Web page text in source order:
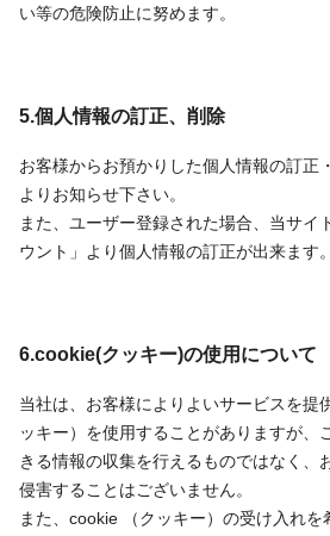
い等の危険防止に努めます。
5.個人情報の訂正、削除
お客様からお預かりした個人情報の訂正
よりお知らせ下さい。
また、ユーザー登録された場合、当サイ
ウント」より個人情報の訂正が出来ます。
6.cookie(クッキー)の使用について
当社は、お客様によりよいサービスを提
ッキー）を使用することがありますが、
きる情報の収集を行えるものではなく、
侵害することはございません。
また、cookie （クッキー）の受け入れ